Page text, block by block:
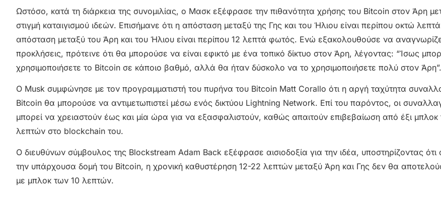
Ωστόσο, κατά τη διάρκεια της συνομιλίας, ο Μασκ εξέφρασε την πιθανότητα χρήσης του Bitcoin στον Άρη
στιγμή καταιγισμού ιδεών. Επισήμανε ότι η απόσταση μεταξύ της Γης και του Ήλιου είναι περίπου οκτώ
απόσταση μεταξύ του Άρη και του Ήλιου είναι περίπου 12 λεπτά φωτός. Ενώ εξακολουθούσε να
προκλήσεις, πρότεινε ότι θα μπορούσε να είναι εφικτό με ένα τοπικό δίκτυο στον Άρη, λέγοντας: “Ίσως
χρησιμοποιήσετε το Bitcoin σε κάποιο βαθμό, αλλά θα ήταν δύσκολο να το χρησιμοποιήσετε πολύ στον Άρη”.
Ο Musk συμφώνησε με τον προγραμματιστή του πυρήνα του Bitcoin Matt Corallo ότι η αργή ταχύτητα
Bitcoin θα μπορούσε να αντιμετωπιστεί μέσω ενός δικτύου Lightning Network. Επί του παρόντος, οι
μπορεί να χρειαστούν έως και μία ώρα για να εξασφαλιστούν, καθώς απαιτούν επιβεβαίωση από έξι μπλοκ
λεπτών στο blockchain του.
Ο διευθύνων σύμβουλος της Blockstream Adam Back εξέφρασε αισιοδοξία για την ιδέα, υποστηρίζοντας ότι
την υπάρχουσα δομή του Bitcoin, η χρονική καθυστέρηση 12-22 λεπτών μεταξύ Άρη και Γης δεν θα
με μπλοκ των 10 λεπτών.